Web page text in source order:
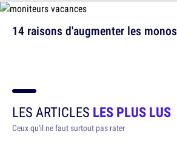
14 raisons d'augmenter les monos
LES ARTICLES LES PLUS LUS
Ceux qu'il ne faut surtout pas rater